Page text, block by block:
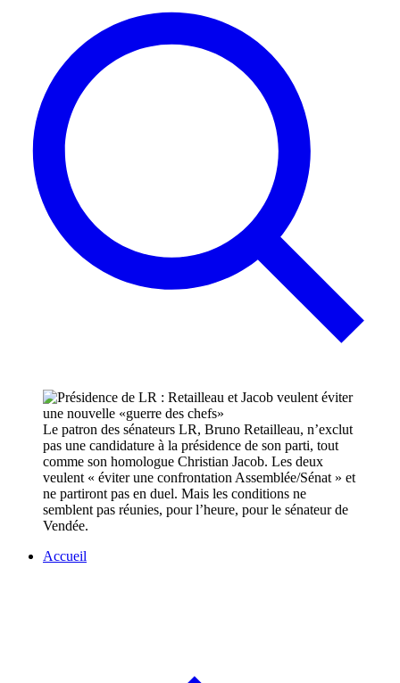
Le patron des sénateurs LR, Bruno Retailleau, n’exclut
pas une candidature à la présidence de son parti, tout
comme son homologue Christian Jacob. Les deux
veulent « éviter une confrontation Assemblée/Sénat » et
ne partiront pas en duel. Mais les conditions ne
semblent pas réunies, pour l’heure, pour le sénateur de
Vendée.
Accueil